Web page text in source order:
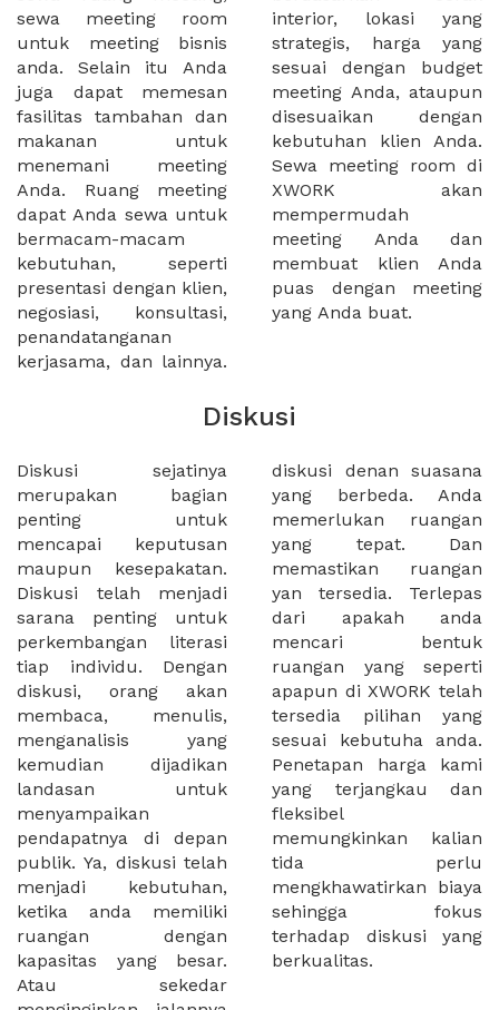
sewa meeting room
untuk meeting bisnis
anda. Selain itu Anda
juga dapat memesan
fasilitas tambahan dan
makanan untuk
menemani meeting
Anda. Ruang meeting
dapat Anda sewa untuk
bermacam-macam
kebutuhan, seperti
presentasi dengan klien,
negosiasi, konsultasi,
penandatanganan
kerjasama, dan lainnya.
interior, lokasi yang
strategis, harga yang
sesuai dengan budget
meeting Anda, ataupun
disesuaikan dengan
kebutuhan klien Anda.
Sewa meeting room di
XWORK akan
mempermudah
meeting Anda dan
membuat klien Anda
puas dengan meeting
yang Anda buat.
Diskusi
Diskusi sejatinya
merupakan bagian
penting untuk
mencapai keputusan
maupun kesepakatan.
Diskusi telah menjadi
sarana penting untuk
perkembangan literasi
tiap individu. Dengan
diskusi, orang akan
membaca, menulis,
menganalisis yang
kemudian dijadikan
landasan untuk
menyampaikan
pendapatnya di depan
publik. Ya, diskusi telah
menjadi kebutuhan,
ketika anda memiliki
ruangan dengan
kapasitas yang besar.
Atau sekedar
diskusi denan suasana
yang berbeda. Anda
memerlukan ruangan
yang tepat. Dan
memastikan ruangan
yan tersedia. Terlepas
dari apakah anda
mencari bentuk
ruangan yang seperti
apapun di XWORK telah
tersedia pilihan yang
sesuai kebutuha anda.
Penetapan harga kami
yang terjangkau dan
fleksibel
memungkinkan kalian
tida perlu
mengkhawatirkan biaya
sehingga fokus
terhadap diskusi yang
berkualitas.